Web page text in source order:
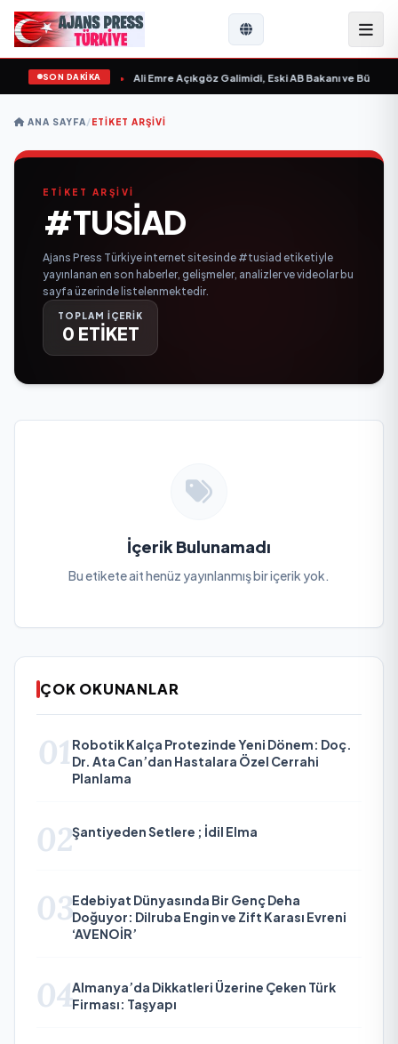
SON DAKİKA
“ yayımlandı Ali Emre Açıkgöz Galimidi, Eski AB Bakanı ve
ANA SAYFA/ETIKET ARŞIVI
ETİKET ARŞİVİ
#TUSIAD
Ajans Press Türkiye internet sitesinde #tusiad etiketiyle
yayınlanan en son haberler, gelişmeler, analizler ve videolar bu
sayfa üzerinde listelenmektedir.
TOPLAM İÇERİK
0 ETİKET
İçerik Bulunamadı
Bu etikete ait henüz yayınlanmış bir içerik yok.
ÇOK OKUNANLAR
01 Robotik Kalça Protezinde Yeni Dönem: Doç.
Dr. Ata Can’dan Hastalara Özel Cerrahi
Planlama
02Şantiyeden Setlere ; İdil Elma
03Edebiyat Dünyasında Bir Genç Deha
Doğuyor: Dilruba Engin ve Zift Karası Evreni
‘AVENOİR’
04Almanya’da Dikkatleri Üzerine Çeken Türk
Firması: Taşyapı